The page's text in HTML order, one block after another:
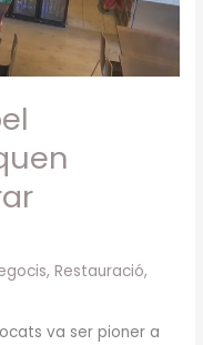
,Restauració,
va ser pioner a